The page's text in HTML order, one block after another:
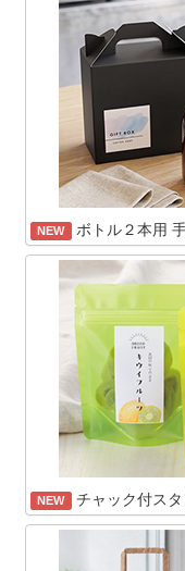
NEW ボトル２本用
NEW チャック付ス